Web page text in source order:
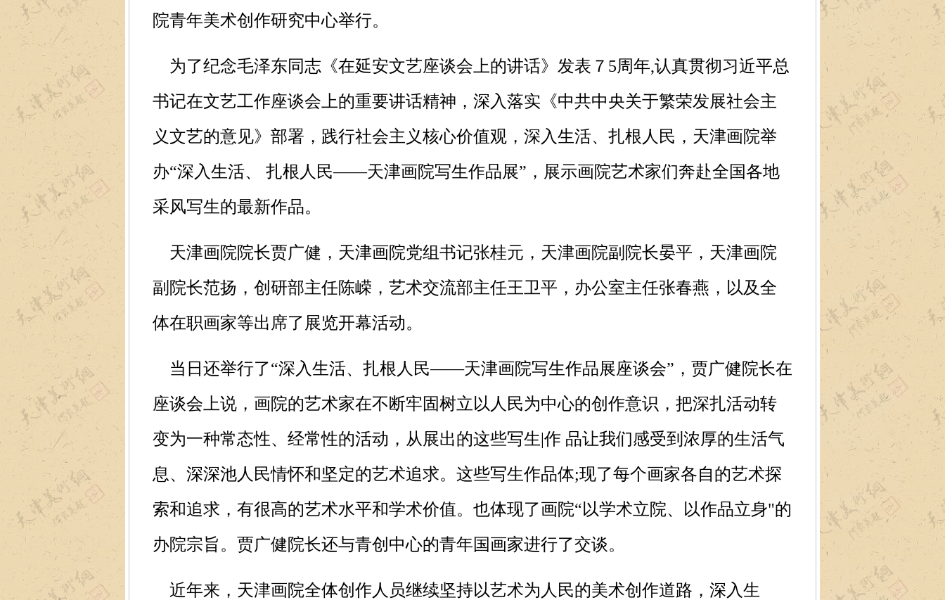
院青年美术创作研究中心举行。
为了纪念毛泽东同志《在延安文艺座谈会上的讲话》发表７5周年,认真贯彻习近平总
书记在文艺工作座谈会上的重要讲话精神，深入落实《中共中央关于繁荣发展社会主
义文艺的意见》部署，践行社会主义核心价值观，深入生活、扎根人民，天津画院举
办“深入生活、 扎根人民——天津画院写生作品展”，展示画院艺术家们奔赴全国各地
采风写生的最新作品。
天津画院院长贾广健，天津画院党组书记张桂元，天津画院副院长晏平，天津画院
副院长范扬，创研部主任陈嵘，艺术交流部主任王卫平，办公室主任张春燕，以及全
体在职画家等出席了展览开幕活动。
当日还举行了“深入生活、扎根人民——天津画院写生作品展座谈会”，贾广健院长在
座谈会上说，画院的艺术家在不断牢固树立以人民为中心的创作意识，把深扎活动转
变为一种常态性、经常性的活动，从展出的这些写生|作 品让我们感受到浓厚的生活气
息、深深池人民情怀和坚定的艺术追求。这些写生作品体;现了每个画家各自的艺术探
索和追求，有很高的艺术水平和学术价值。也体现了画院“以学术立院、以作品立身"的
办院宗旨。贾广健院长还与青创中心的青年国画家进行了交谈。
近年来，天津画院全体创作人员继续坚持以艺术为人民的美术创作道路，深入生